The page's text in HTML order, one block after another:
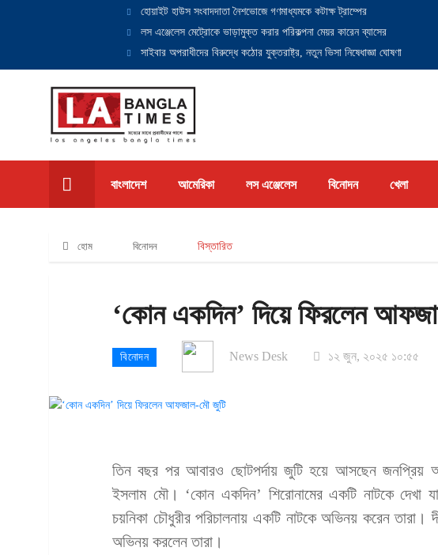
হোয়াইট হাউস সংবাদদাতা নৈশভোজে গণমাধ্যমকে কটাক্ষ ট্রাম্পের
লস এঞ্জেলেস মেট্রোকে ভাড়ামুক্ত করার পরিকল্পনা মেয়র কারেন ব্যাসের
সাইবার অপরাধীদের বিরুদ্ধে কঠোর যুক্তরাষ্ট্র, নতুন ভিসা নিষেধাজ্ঞা ঘোষণা
বাংলাদেশ আমেরিকা লস এঞ্জেলেস বিনোদন খেলা
হোম বিনোদন বিস্তারিত
‘কোন একদিন’ দিয়ে ফিরলেন
বিনোদন News Desk ১২ জুন, ২০২৫ ১০:৫৫
তিন বছর পর আবারও ছোটপর্দায় জুটি হয়ে আসছেন জনপ্রিয়
ইসলাম মৌ। ‘কোন একদিন’ শিরোনামের একটি নাটকে দেখা
চয়নিকা চৌধুরীর পরিচালনায় একটি নাটকে অভিনয় করেন তারা।
অভিনয় করলেন তারা।